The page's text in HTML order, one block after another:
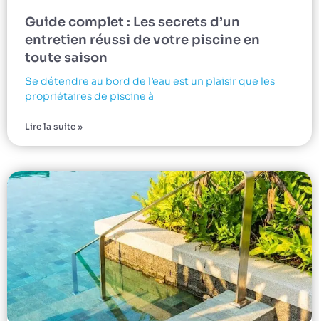
Guide complet : Les secrets d’un
entretien réussi de votre piscine en
toute saison
Se détendre au bord de l’eau est un plaisir que les
propriétaires de piscine à
Lire la suite »